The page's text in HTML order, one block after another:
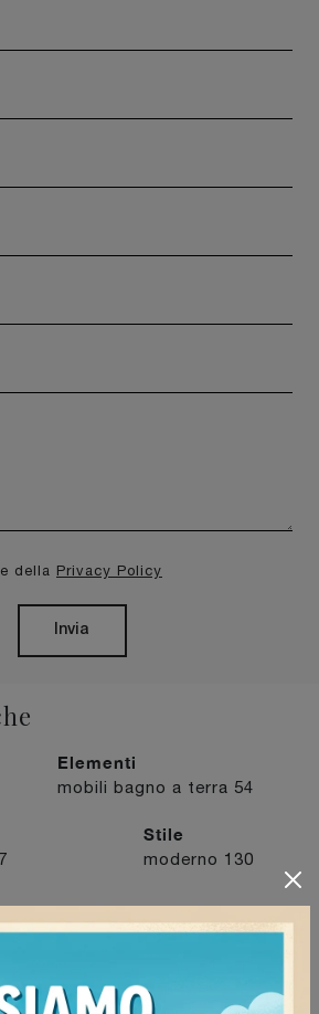
della Privacy Policy
Invia
Elementi
mobili bagno a terra 54
Stile
moderno 130
Mortara88 Pavia73